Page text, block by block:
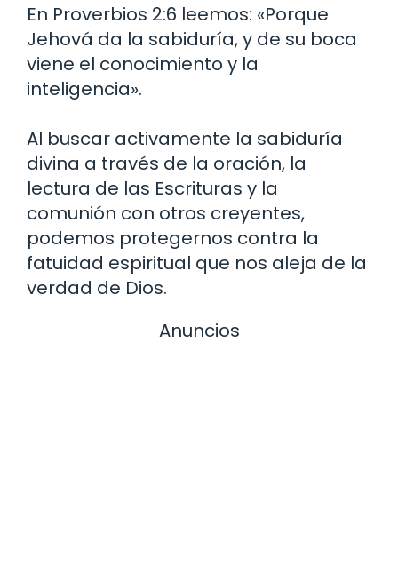
En Proverbios 2:6 leemos: «Porque
Jehová da la sabiduría, y de su boca
viene el conocimiento y la
inteligencia».
Al buscar activamente la sabiduría
divina a través de la oración, la
lectura de las Escrituras y la
comunión con otros creyentes,
podemos protegernos contra la
fatuidad espiritual que nos aleja de la
verdad de Dios.
Anuncios